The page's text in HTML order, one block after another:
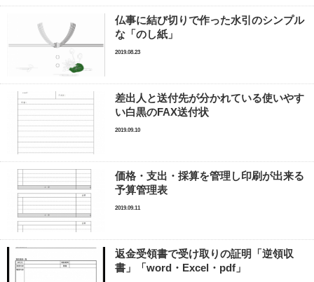
仏事に結び切りで作った水引のシンプル
な「のし紙」
2019.08.23
差出人と送付先が分かれている使いやす
い白黒のFAX送付状
2019.09.10
価格・支出・採算を管理し印刷が出来る
予算管理表
2019.09.11
返金受領書で受け取りの証明「逆領収
書」「word・Excel・pdf」